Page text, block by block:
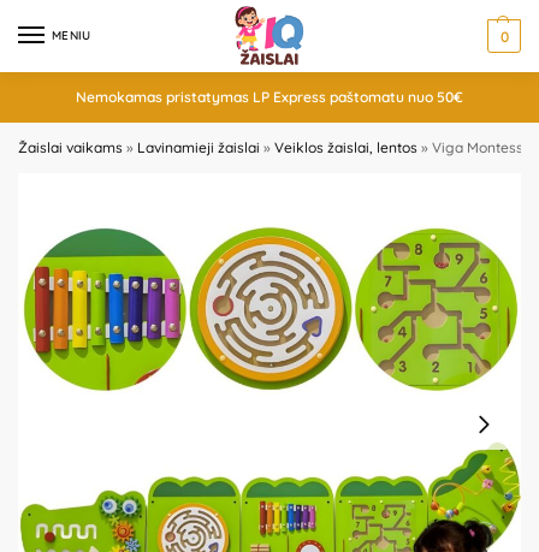
MENIU 0
Nemokamas pristatymas LP Express paštomatu nuo 50€
Žaislai vaikams » Lavinamieji žaislai » Veiklos žaislai, lentos » Viga